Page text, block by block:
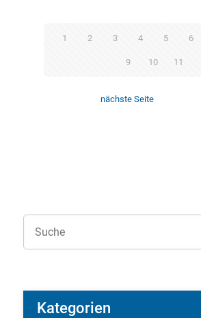
1 2 3 4 5 6
9 10 11
nächste Seite
Kategorien